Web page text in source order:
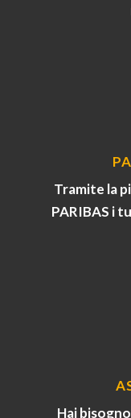
Tramite la
PARIBAS i
Hai